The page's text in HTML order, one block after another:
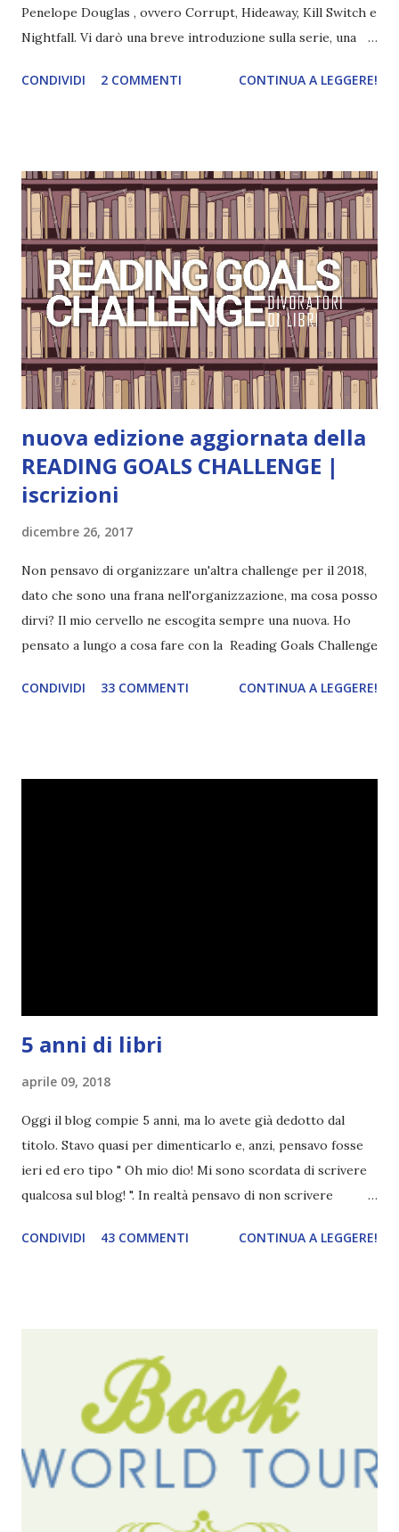
Penelope Douglas , ovvero Corrupt, Hideaway, Kill Switch e
Nightfall. Vi darò una breve introduzione sulla serie, una
e anche un breve commento sui libri singoli. I libri sono in
grande (Devil's Night 1#) Autrice : Penelope Douglas
Pagine: 448 Editore: Newton Compton Editori
Pubblicazione: 10 Gennaio 2023 Traduttore: Laura Lancini
Trama: “Si chiama Michael Crist. È il fratello maggiore del
mio ragazzo ed è come quei film dell'orrore che guardi
coprendoti gli occhi. È bellissimo, forte, e assolutamente
terrificante. Non mi vede neppure. Ma io l'ho notato. L'ho
visto, l'ho sentito. Le cose che ha fatto, i misfatti ch...
CONDIVIDI 2 COMMENTI CONTINUA A LEGGERE!
nuova edizione aggiornata della
READING GOALS CHALLENGE |
iscrizioni
dicembre 26, 2017
Non pensavo di organizzare un'altra challenge per il 2018,
dato che sono una frana nell'organizzazione, ma cosa posso
dirvi? Il mio cervello ne escogita sempre una nuova. Ho
pensato a lungo a cosa fare con la Reading Goals Challenge
ho scoperto che anche alcuni di voi avrebbero fatto così,
CONDIVIDI 33 COMMENTI CONTINUA A LEGGERE!
5 anni di libri
aprile 09, 2018
Oggi il blog compie 5 anni, ma lo avete già dedotto dal
titolo. Stavo quasi per dimenticarlo e, anzi, pensavo fosse
ieri ed ero tipo " Oh mio dio! Mi sono scordata di scrivere
qualcosa sul blog! ". In realtà pensavo di non scrivere
diventando un po' come i miei compleanni. Semplicemente
cinque anni e non sono pochi . Il blog è praticamente
l'unica cosa della mia vita che ho continuato con costanza
(più o meno) e non come le tremila cose che inizio per poi
lasciare a metà. Tra l'altro ripenso a circa un anno e mezzo
fa, quando non sapevo più che farmene di D ivoratori di
che potessi fare. All'inizio non avevo idea che il ...
CONDIVIDI 43 COMMENTI CONTINUA A LEGGERE!